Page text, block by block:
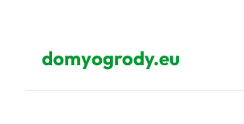
domyogrody.eu